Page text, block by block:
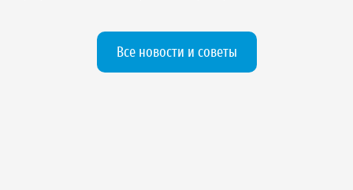
Все новости и советы